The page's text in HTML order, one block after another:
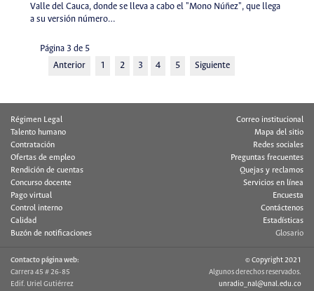
Valle del Cauca, donde se lleva a cabo el "Mono Núñez", que llega
a su versión número…
Página 3 de 5
Anterior
1 2 3 4 5 Siguiente
Régimen Legal
Talento humano
Contratación
Ofertas de empleo
Rendición de cuentas
Concurso docente
Pago virtual
Control interno
Calidad
Buzón de notificaciones
Correo institucional
Mapa del sitio
Redes sociales
Preguntas frecuentes
Quejas y reclamos
Servicios en línea
Encuesta
Contáctenos
Estadísticas
Glosario
Contacto página web:
Carrera 45 # 26-85
Edif. Uriel Gutiérrez
© Copyright 2021
Algunos derechos reservados.
unradio_nal@unal.edu.co